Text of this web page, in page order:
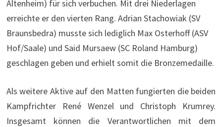
Altenheim) für sich verbuchen. Mit drei Niederlagen
erreichte er den vierten Rang. Adrian Stachowiak (SV
Braunsbedra) musste sich lediglich Max Osterhoff (ASV
Hof/Saale) und Said Mursaew (SC Roland Hamburg)
geschlagen geben und erhielt somit die Bronzemedaille.
Als weitere Aktive auf den Matten fungierten die beiden
Kampfrichter René Wenzel und Christoph Krumrey.
Insgesamt können die Verantwortlichen mit dem